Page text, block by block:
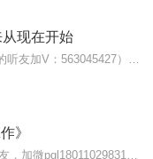
现在开始
》